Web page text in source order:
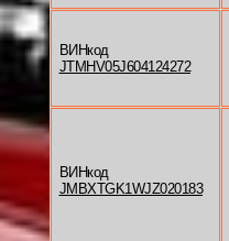
ВИНкод
JTMHV05J604124272
ВИНкод
JMBXTGK1WJZ020183